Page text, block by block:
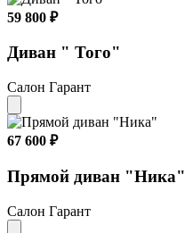
59 800 ₽
Диван " Того"
Салон Гарант
67 600 ₽
Прямой диван "Ника"
Салон Гарант